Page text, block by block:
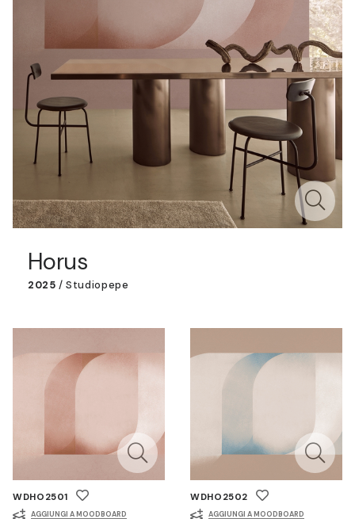
Horus
2025 / Studiopepe
WDHO2501
AGGIUNGI A MOODBOARD
WDHO2502
AGGIUNGI A MOODBOARD